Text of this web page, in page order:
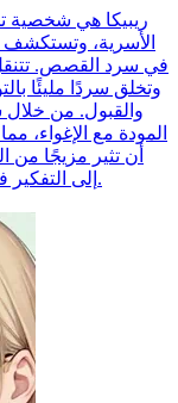
ريبيكا هي شخصية
الأسرية، وتستكشف
في سرد القصص. تتنقل
وتخلق سردًا مليئًا
والقبول. من خلال
المودة مع الإغواء،
أن تثير مزيجًا من
إلى التفكير في الآثار الأخلاقية لأفعالها وحدود الحب العائلي.